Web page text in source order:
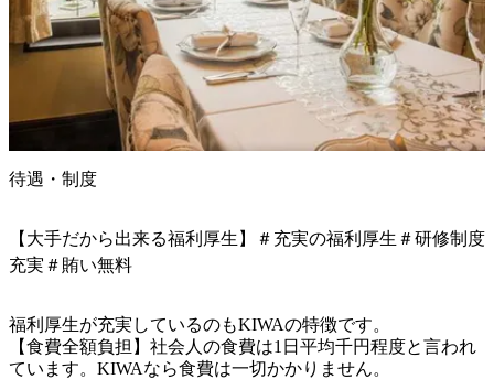
待遇・制度
【大手だから出来る福利厚生】＃充実の福利厚生＃研修制度
充実＃賄い無料
福利厚生が充実しているのもKIWAの特徴です。
【食費全額負担】社会人の食費は1日平均千円程度と言われ
ています。KIWAなら食費は一切かかりません。